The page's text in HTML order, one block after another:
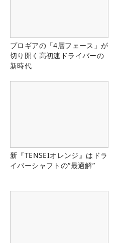
プロギアの「4層フェース」が
切り開く高初速ドライバーの
新時代
新『TENSEIオレンジ』はドラ
イバーシャフトの“最適解”